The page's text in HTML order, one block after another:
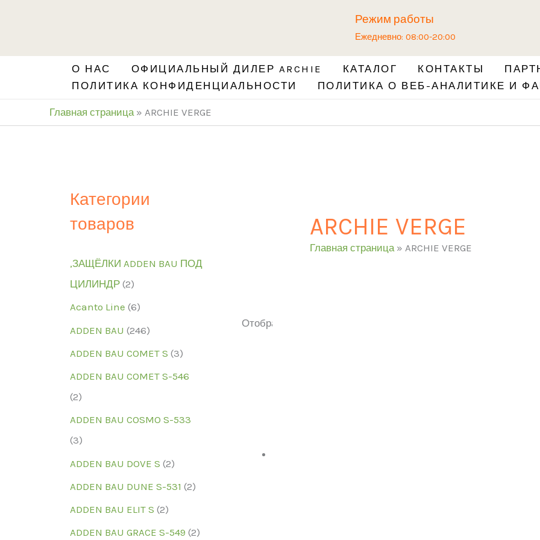
Режим работы
Ежедневно: 08:00-20:00
О НАС ОФИЦИАЛЬНЫЙ ДИЛЕР ARCHIE КАТАЛОГ КОНТАКТЫ
ПОЛИТИКА КОНФИДЕНЦИАЛЬНОСТИ
ПОЛИТИКА О ВЕБ-АНАЛИТИКЕ И
Главная страница » ARCHIE VERGE
Категории
товаров
,ЗАЩЁЛКИ ADDEN BAU ПОД
ЦИЛИНДР (2)
Acanto Line (6)
ADDEN BAU (246)
ADDEN BAU COMET S (3)
ADDEN BAU COMET S-546
(2)
ADDEN BAU COSMO S-533
(3)
ADDEN BAU DOVE S (2)
ADDEN BAU DUNE S-531 (2)
ADDEN BAU ELIT S (2)
ADDEN BAU GRACE S-549 (2)
r
c
h
ARCHIE VERGE
Главная страница» ARCHIE VERGE
Отображение 1–12 из 24